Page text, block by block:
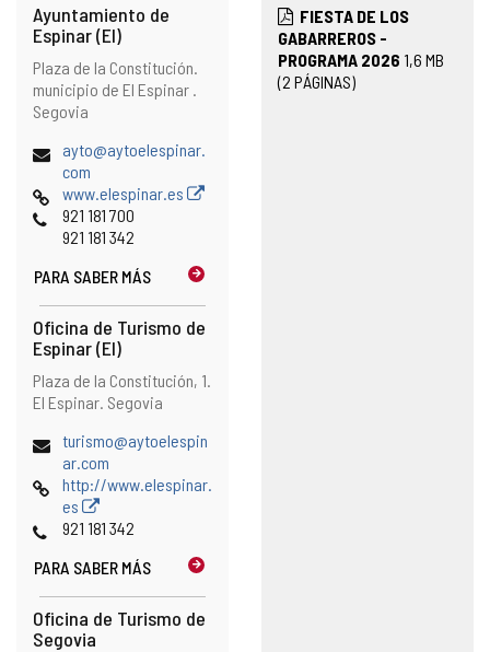
Ayuntamiento de
Espinar (El)
Dirección
Dirección
postal
Plaza de la Constitución.
municipio de El Espinar .
Segovia
Dirección
de
correo
electrónico
ayto@aytoelespinar.
com
Página
Web
www.elespinar.es
Teléfonos
921 181 700
921 181 342
PARA SABER MÁS
Oficina de Turismo de
Espinar (El)
Dirección
Dirección
postal
Plaza de la Constitución, 1.
El Espinar. Segovia
Dirección
de
correo
electrónico
turismo@aytoelespin
ar.com
Página
Web
http://www.elespinar.
es
Teléfonos
921 181 342
PARA SABER MÁS
Oficina de Turismo de
Segovia
FIESTA DE LOS
GABARREROS -
PROGRAMA 2026 1,6 MB
(2 PÁGINAS)